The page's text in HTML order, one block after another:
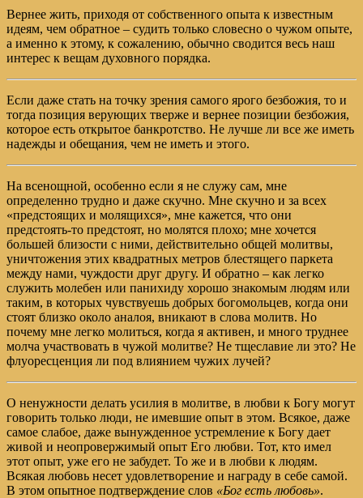
Вернее жить, приходя от собственного опыта к известным
идеям, чем обратное – судить только словесно о чужом опыте,
а именно к этому, к сожалению, обычно сводится весь наш
интерес к вещам духовного порядка.
Если даже стать на точку зрения самого ярого безбожия, то и
тогда позиция верующих тверже и вернее позиции безбожия,
которое есть открытое банкротство. Не лучше ли все же иметь
надежды и обещания, чем не иметь и этого.
На всенощной, особенно если я не служу сам, мне
определенно трудно и даже скучно. Мне скучно и за всех
«предстоящих и молящихся», мне кажется, что они
предстоять-то предстоят, но молятся плохо; мне хочется
большей близости с ними, действительно общей молитвы,
уничтожения этих квадратных метров блестящего паркета
между нами, чуждости друг другу. И обратно – как легко
служить молебен или панихиду хорошо знакомым людям или
таким, в которых чувствуешь добрых богомольцев, когда они
стоят близко около аналоя, вникают в слова молитв. Но
почему мне легко молиться, когда я активен, и много труднее
молча участвовать в чужой молитве? Не тщеславие ли это? Не
флуоресценция ли под влиянием чужих лучей?
О ненужности делать усилия в молитве, в любви к Богу могут
говорить только люди, не имевшие опыт в этом. Всякое, даже
самое слабое, даже вынужденное устремление к Богу дает
живой и неопровержимый опыт Его любви. Тот, кто имел
этот опыт, уже его не забудет. То же и в любви к людям.
Всякая любовь несет удовлетворение и награду в себе самой.
В этом опытное подтверждение слов «Бог есть любовь».